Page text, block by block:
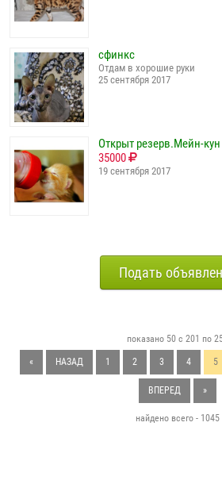
сфинкс
Отдам в хорошие руки
25 сентября 2017
Открыт резерв.Мейн-кун
35000
19 сентября 2017
Подать
показано 50 с 201 по
« НАЗАД 1 2 3 4 5
ВПЕРЕД »
найдено всего - 1045